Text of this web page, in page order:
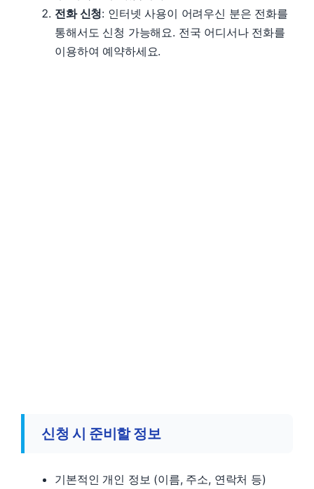
전화 신청: 인터넷 사용이 어려우신 분은 전화를
통해서도 신청 가능해요. 전국 어디서나 전화를
이용하여 예약하세요.
신청 시 준비할 정보
기본적인 개인 정보 (이름, 주소, 연락처 등)